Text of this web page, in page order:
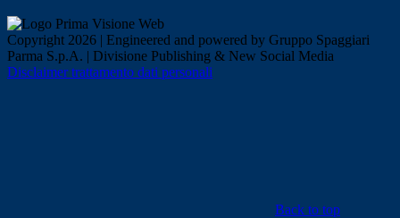
Copyright 2026 | Engineered and powered by Gruppo Spaggiari
Parma S.p.A. | Divisione Publishing & New Social Media
Disclaimer trattamento dati personali
Back to top